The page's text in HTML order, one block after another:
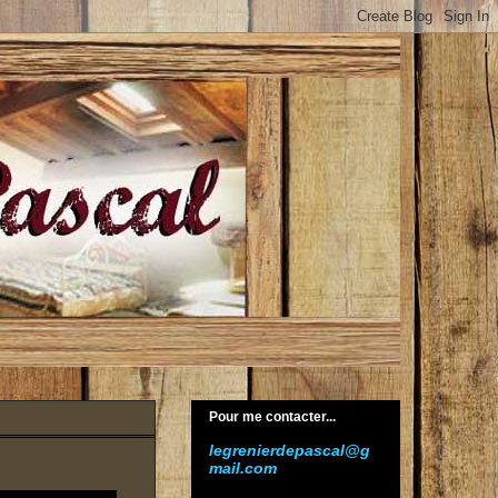
Pour me contacter...
legrenierdepascal@g
mail.com